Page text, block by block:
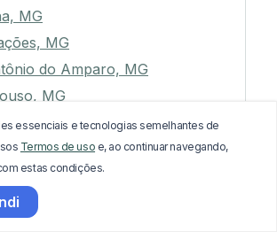
MG
MG
do Amparo, MG
MG
MG
MG
MG
essenciais e tecnologias semelhantes de
Termos de uso e, ao continuar navegando,
estas condições.